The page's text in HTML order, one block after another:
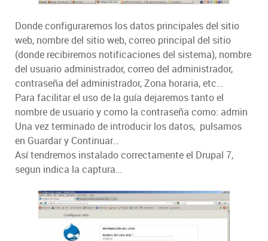
Donde configuraremos los datos principales del sitio
web, nombre del sitio web, correo principal del sitio
(donde recibiremos notificaciones del sistema), nombre
del usuario administrador, correo del administrador,
contraseña del administrador, Zona horaria, etc…
Para facilitar el uso de la guía dejaremos tanto el
nombre de usuario y como la contraseña como: admin
Una vez terminado de introducir los datos, pulsamos
en Guardar y Continuar…
Así tendremos instalado correctamente el Drupal 7,
segun indica la captura…